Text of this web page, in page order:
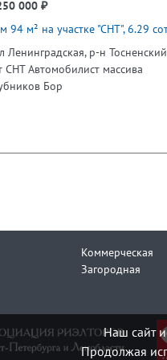
000 ₽
94 м² на участке "СНТ", 6.29
Ленинградская, р-н
СНТ Автомобилист массива
Бор
Коммерческая
Загородная
Наш сайт
Продолжая